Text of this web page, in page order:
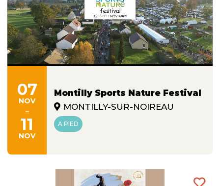
07
NOV
-
11
NOV
Montilly Sports Nature Festival
MONTILLY-SUR-NOIREAU
A PIED